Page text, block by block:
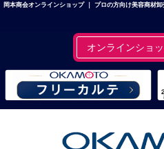
岡本商会オンラインショップ ｜ プロの方向け美容商材卸
オンラインショ